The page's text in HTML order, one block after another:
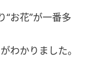
“お花”が一番多
わかりました。